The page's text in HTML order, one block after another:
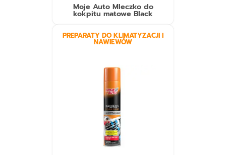
Moje Auto Mleczko do
kokpitu matowe Black
PREPARATY DO KLIMATYZACJI I
NAWIEWÓW